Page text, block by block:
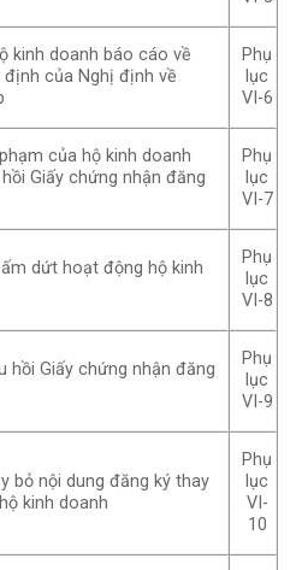
kinh doanh báo cáo về
của Nghị định về
Phụ
lục
VI-6
của hộ kinh doanh
Giấy chứng nhận đăng
Phụ
lục
VI-7
dứt hoạt động hộ kinh
Phụ
lục
VI-8
hồi Giấy chứng nhận đăng
Phụ
lục
VI-9
bỏ nội dung đăng ký thay
kinh doanh
Phụ
lục
VI-
10